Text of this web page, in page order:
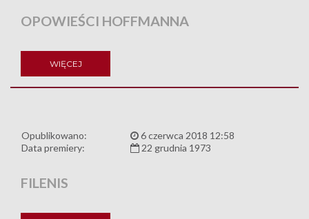
OPOWIEŚCI HOFFMANNA
WIĘCEJ
Opublikowano:
6 czerwca 2018 12:58
Data premiery:
22 grudnia 1973
FILENIS